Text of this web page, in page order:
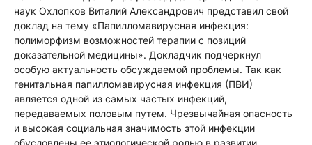
наук Охлопков Виталий Александрович представил свой
доклад на тему «Папилломавирусная инфекция:
полиморфизм возможностей терапии с позиций
доказательной медицины». Докладчик подчеркнул
особую актуальность обсуждаемой проблемы. Так как
генитальная папилломавирусная инфекция (ПВИ)
является одной из самых частых инфекций,
передаваемых половым путем. Чрезвычайная опасность
и высокая социальная значимость этой инфекции
обусловлены ее этиологической ролью в развитии